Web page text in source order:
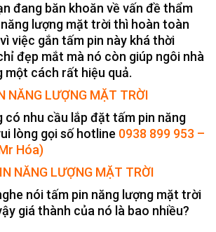
đang băn khoăn về vấn đề thẩm
lượng mặt trời thì hoàn toàn
việc gắn tấm pin này khá thời
đẹp mắt mà nó còn giúp ngôi nhà
một cách rất hiệu quả.
NĂNG LƯỢNG MẶT TRỜI
có nhu cầu lắp đặt tấm pin năng
lòng gọi số hotline 0938 899 953 –
Hóa)
NĂNG LƯỢNG MẶT TRỜI
nói tấm pin năng lượng mặt trời
giá thành của nó là bao nhiều?